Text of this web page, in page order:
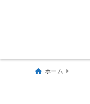
ホーム